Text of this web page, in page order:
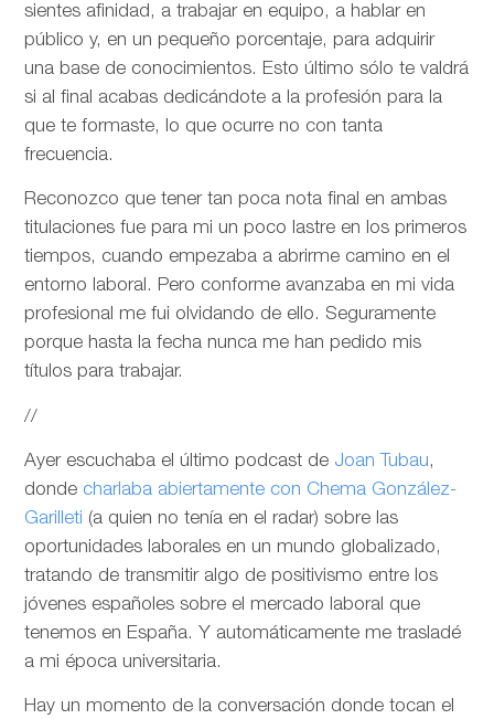
sientes afinidad, a trabajar en equipo, a hablar en
público y, en un pequeño porcentaje, para adquirir
una base de conocimientos. Esto último sólo te valdrá
si al final acabas dedicándote a la profesión para la
que te formaste, lo que ocurre no con tanta
frecuencia.
Reconozco que tener tan poca nota final en ambas
titulaciones fue para mi un poco lastre en los primeros
tiempos, cuando empezaba a abrirme camino en el
entorno laboral. Pero conforme avanzaba en mi vida
profesional me fui olvidando de ello. Seguramente
porque hasta la fecha nunca me han pedido mis
títulos para trabajar.
//
Ayer escuchaba el último podcast de Joan Tubau,
donde charlaba abiertamente con Chema González-
Garilleti (a quien no tenía en el radar) sobre las
oportunidades laborales en un mundo globalizado,
tratando de transmitir algo de positivismo entre los
jóvenes españoles sobre el mercado laboral que
tenemos en España. Y automáticamente me trasladé
a mi época universitaria.
Hay un momento de la conversación donde tocan el